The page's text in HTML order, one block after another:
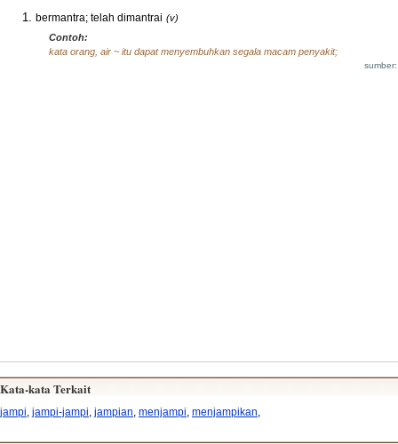
bermantra; telah dimantrai (v)
Contoh:
kata orang, air ~ itu dapat menyembuhkan segala macam penyakit;
Kata-kata Terkait
jampi jampi-jampi jampian menjampi menjampikan